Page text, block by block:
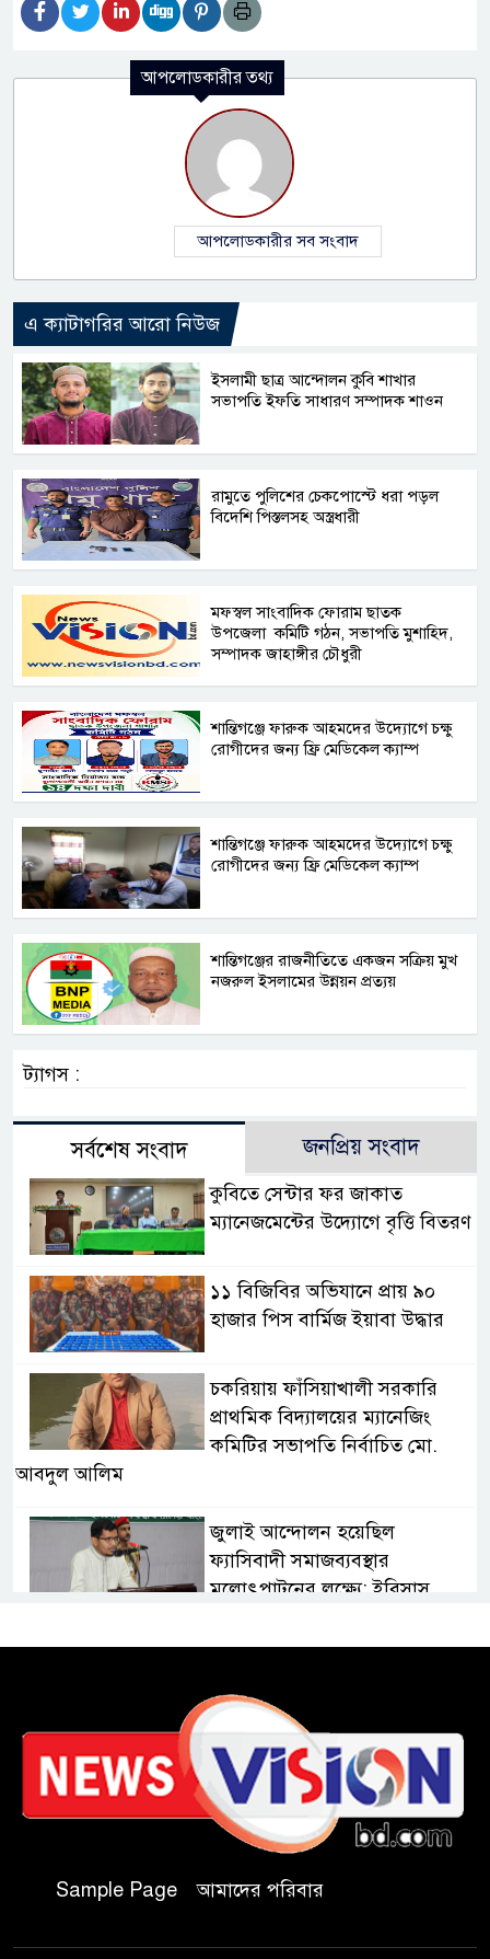
আপলোডকারীর তথ্য
আপলোডকারীর সব সংবাদ
এ ক্যাটাগরির আরো নিউজ
ইসলামী ছাত্র আন্দোলন কুবি শাখার
সভাপতি ইফতি সাধারণ সম্পাদক শাওন
রামুতে পুলিশের চেকপোস্টে ধরা পড়ল
বিদেশি পিস্তলসহ অস্ত্রধারী
মফস্বল সাংবাদিক ফোরাম ছাতক
উপজেলা কমিটি গঠন, সভাপতি মুশাহিদ,
সম্পাদক জাহাঙ্গীর চৌধুরী ‎
শান্তিগঞ্জে ফারুক আহমদের উদ্যোগে চক্ষু
রোগীদের জন্য ফ্রি মেডিকেল ক্যাম্প ‎
‎শান্তিগঞ্জে ফারুক আহমদের উদ্যোগে চক্ষু
রোগীদের জন্য ফ্রি মেডিকেল ক্যাম্প ‎
‎শান্তিগঞ্জের রাজনীতিতে একজন সক্রিয় মুখ
নজরুল ইসলামের উন্নয়ন প্রত্যয় ‎
ট্যাগস :
সর্বশেষ সংবাদ জনপ্রিয় সংবাদ
কুবিতে সেন্টার ফর জাকাত
ম্যানেজমেন্টের উদ্যোগে বৃত্তি বিতরণ
১১ বিজিবির অভিযানে প্রায় ৯০
হাজার পিস বার্মিজ ইয়াবা উদ্ধার
চকরিয়ায় ফাঁসিয়াখালী সরকারি
প্রাথমিক বিদ্যালয়ের ম্যানেজিং
কমিটির সভাপতি নির্বাচিত মো.
আবদুল আলিম
জুলাই আন্দোলন হয়েছিল
ফ্যাসিবাদী সমাজব্যবস্থার
মূলোৎপাটনের লক্ষ্যে; ইবিসাস
পালন করছে তানযীমুল উম্মাহ
আলিম মাদ্রাসা
জুলাই গণঅভ্যুত্থান দিবসে কুবি
ছাত্রদলের পরিচ্ছন্নতা ও বৃক্ষরোপণ
কর্মসূচি
রাষ্ট্রবিরোধী গোপন কর্মকাণ্ডে’র দায়ে
Sample Page আমাদের পরিবার